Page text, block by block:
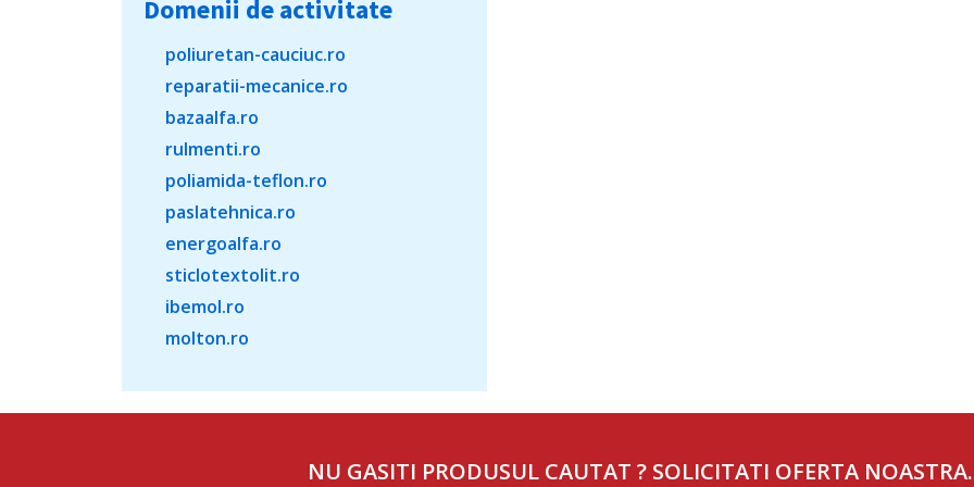
Domenii de activitate
poliuretan-cauciuc.ro
reparatii-mecanice.ro
bazaalfa.ro
rulmenti.ro
poliamida-teflon.ro
paslatehnica.ro
energoalfa.ro
sticlotextolit.ro
ibemol.ro
molton.ro
NU GASITI PRODUSUL CAUTAT ? SOLICITATI OFERTA NOASTRA.